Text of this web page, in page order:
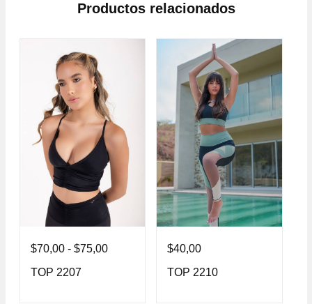
Productos relacionados
$70,00 - $75,00
TOP 2207
$40,00
TOP 2210